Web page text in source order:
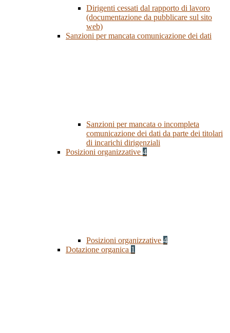
Dirigenti cessati dal rapporto di lavoro
(documentazione da pubblicare sul sito
web)
Sanzioni per mancata comunicazione dei dati
Sanzioni per mancata o incompleta
comunicazione dei dati da parte dei titolari
di incarichi dirigenziali
Posizioni organizzative 4
Posizioni organizzative 4
Dotazione organica 1